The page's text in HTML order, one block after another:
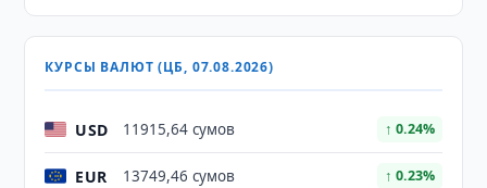
КУРСЫ ВАЛЮТ (ЦБ, 07.08.2026)
USD 11915,64 сумов ↑ 0.24%
EUR 13749,46 сумов ↑ 0.23%